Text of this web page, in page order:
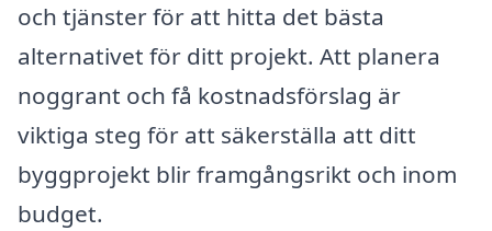
och tjänster för att hitta det bästa
alternativet för ditt projekt. Att planera
noggrant och få kostnadsförslag är
viktiga steg för att säkerställa att ditt
byggprojekt blir framgångsrikt och inom
budget.